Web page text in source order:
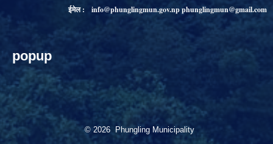
ईमेल :
info@phunglingmun.gov.npphunglingmun@gmail.com
popup
© 2026 Phungling Municipality